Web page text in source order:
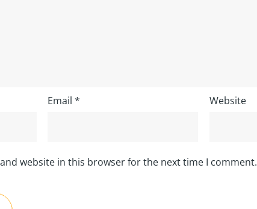
Email* Website
website in this browser for the next time I comment.